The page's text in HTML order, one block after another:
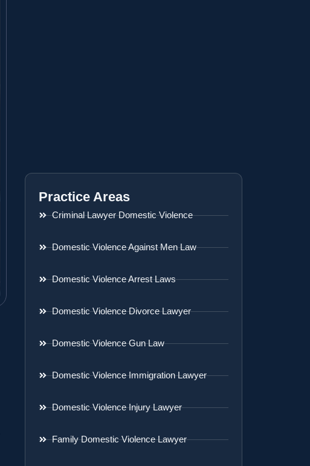
Practice Areas
Criminal Lawyer Domestic Violence
Domestic Violence Against Men Law
Domestic Violence Arrest Laws
Domestic Violence Divorce Lawyer
Domestic Violence Gun Law
Domestic Violence Immigration Lawyer
Domestic Violence Injury Lawyer
Family Domestic Violence Lawyer